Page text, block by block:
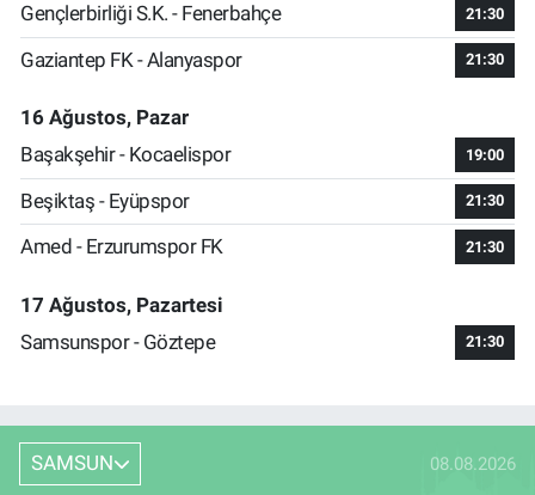
Gençlerbirliği S.K. - Fenerbahçe 21:30
Gaziantep FK - Alanyaspor 21:30
16 Ağustos, Pazar
Başakşehir - Kocaelispor
19:00
Beşiktaş - Eyüpspor 21:30
Amed - Erzurumspor FK 21:30
17 Ağustos, Pazartesi
Samsunspor - Göztepe
21:30
SAMSUN 08.08.2026